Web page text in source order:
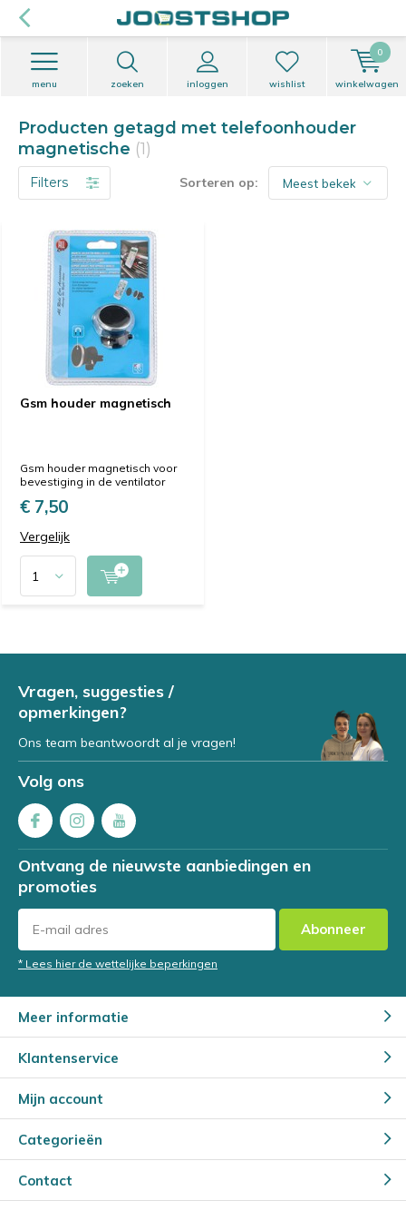
zoeken inloggen
menu wishlist winkelwagen
0
Producten getagd met telefoonhouder
magnetische (1)
Filters Sorteren op:
Gsm houder magnetisch
Gsm houder magnetisch voor
bevestiging in de ventilator
€ 7,50
Vergelijk
Vragen, suggesties /
opmerkingen?
Ons team beantwoordt al je vragen!
Volg ons
Ontvang de nieuwste aanbiedingen en
promoties
Abonneer
* Lees hier de wettelijke beperkingen
Meer informatie
Klantenservice
Mijn account
Categorieën
Contact